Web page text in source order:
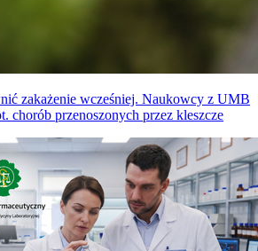
zakażenie wcześniej. Naukowcy z UMB
chorób przenoszonych przez kleszcze